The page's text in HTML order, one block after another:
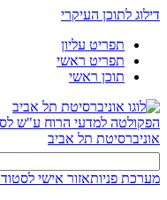
דילוג לתוכן העיקרי
תפריט עליון
תפריט ראשי
תוכן ראשי
הפקולטה למדעי הרוח ע"ש
אוניברסיטת תל אביב
מערכת פניותאזור אישי